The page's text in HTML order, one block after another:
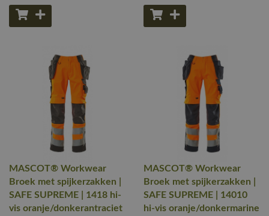
MASCOT® Workwear
Broek met spijkerzakken |
SAFE SUPREME | 1418 hi-
vis oranje/donkerantraciet
MASCOT® Workwear
Broek met spijkerzakken |
SAFE SUPREME | 14010
hi-vis oranje/donkermarine